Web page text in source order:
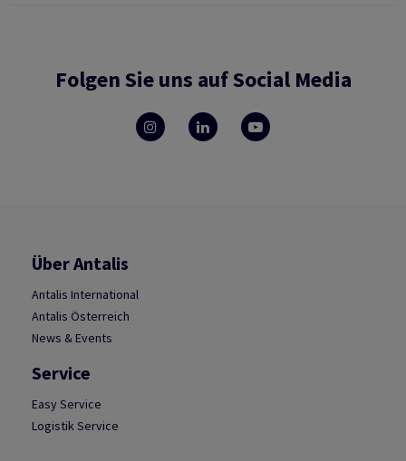
Folgen Sie uns auf Social Media
Über Antalis
Antalis International
Antalis Österreich
News & Events
Service
Easy Service
Logistik Service